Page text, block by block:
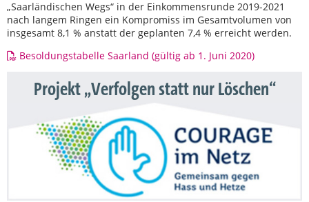
„Saarländischen Wegs“ in der Einkommensrunde 2019-2021
nach langem Ringen ein Kompromiss im Gesamtvolumen von
insgesamt 8,1 % anstatt der geplanten 7,4 % erreicht werden.
Besoldungstabelle Saarland (gültig ab 1. Juni 2020)
Projekt „Verfolgen statt nur Löschen“